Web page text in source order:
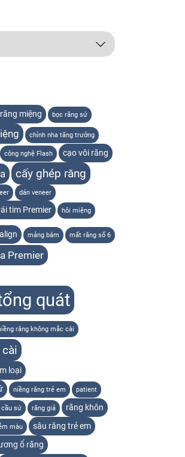
miệng bọc răng sứ
chỉnh nha tăng trưởng
công nghệ Flash cạo vôi răng
cấy ghép răng
dán veneer
tim Premier hôi miệng
mảng bám mất răng số 6
Premier
quát
răng không mắc cài
loại
niềng răng trẻ em patient
cầu sứ răng giả răng khôn
màu
sâu răng trẻ em
ổ răng